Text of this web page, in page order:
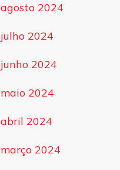
agosto 2024
julho 2024
junho 2024
maio 2024
abril 2024
março 2024